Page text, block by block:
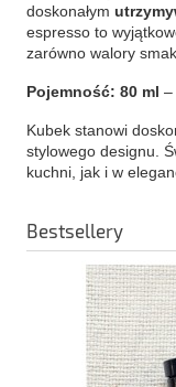
doskonałym
espresso to
zarówno walory
Pojemność: 80 ml –
Kubek stanowi
stylowego designu.
kuchni, jak i w
Bestsellery